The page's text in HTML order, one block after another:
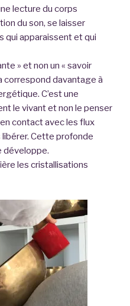
lecture du corps
du son, se laisser
qui apparaissent et qui
» et non un « savoir
correspond davantage à
C’est une
le vivant et non le penser
contact avec les flux
Cette profonde
développe.
les cristallisations